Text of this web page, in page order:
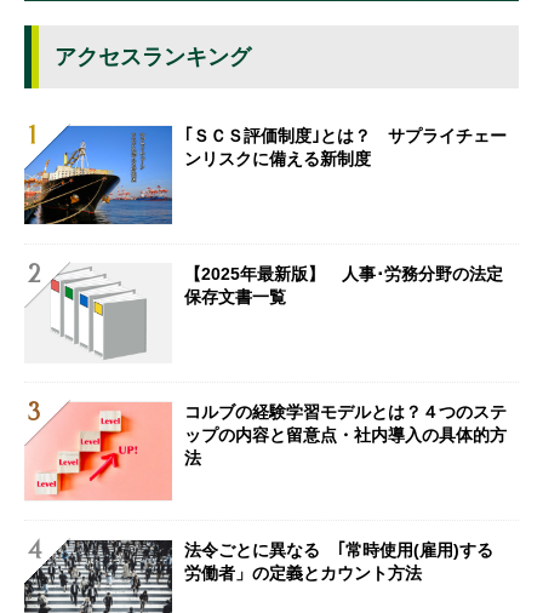
アクセスランキング
｢ＳＣＳ評価制度｣とは？ サプライチェー
ンリスクに備える新制度
【2025年最新版】 人事･労務分野の法定
保存文書一覧
コルブの経験学習モデルとは？４つのステ
ップの内容と留意点・社内導入の具体的方
法
法令ごとに異なる ｢常時使用(雇用)する
労働者」の定義とカウント方法